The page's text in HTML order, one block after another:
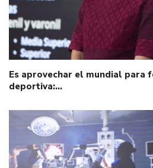
Es aprovechar el mundial para
deportiva:…